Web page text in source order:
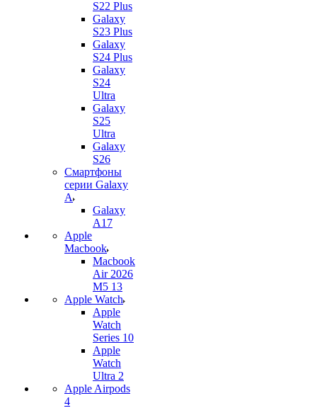
S22 Plus
Galaxy
S23 Plus
Galaxy
S24 Plus
Galaxy
S24
Ultra
Galaxy
S25
Ultra
Galaxy
S26
Смартфоны
серии Galaxy
A
Galaxy
A17
Apple
Macbook
Macbook
Air 2026
M5 13
Apple Watch
Apple
Watch
Series 10
Apple
Watch
Ultra 2
Apple Airpods
4